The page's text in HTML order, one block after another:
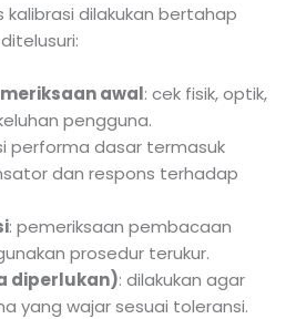
kalibrasi dilakukan bertahap
awal: cek fisik, optik,
pengguna.
performa dasar termasuk
dan respons terhadap
: pemeriksaan pembacaan
prosedur terukur.
diperlukan): dilakukan agar
yang wajar sesuai toleransi.